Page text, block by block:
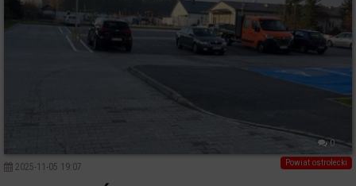
0
Powiat ostrołecki
2025-11-05 19:07